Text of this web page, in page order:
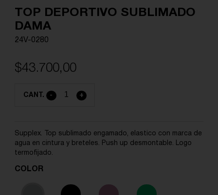
TOP DEPORTIVO SUBLIMADO
DAMA
24V-0280
$43.700,00
CANT. - +
Supplex. Top sublimado engamado, elastico con marca de
agua en cintura y breteles. Push up desmontable. Logo
termofijado.
COLOR